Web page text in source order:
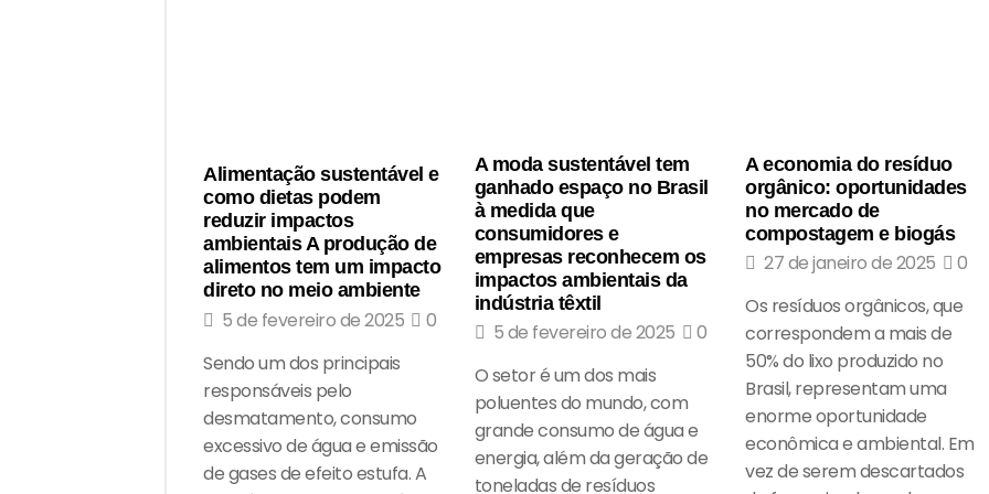
Alimentação sustentável e
como dietas podem
reduzir impactos
ambientais A produção de
alimentos tem um impacto
direto no meio ambiente
5 de fevereiro de 2025
0
Sendo um dos principais
responsáveis pelo
desmatamento, consumo
excessivo de água e emissão
de gases de efeito estufa. A
A moda sustentável tem
ganhado espaço no Brasil
à medida que
consumidores e
empresas reconhecem os
impactos ambientais da
indústria têxtil
5 de fevereiro de 2025
0
O setor é um dos mais
poluentes do mundo, com
grande consumo de água e
energia, além da geração de
toneladas de resíduos
A economia do resíduo
orgânico: oportunidades
no mercado de
compostagem e biogás
27 de janeiro de 2025
0
Os resíduos orgânicos, que
correspondem a mais de
50% do lixo produzido no
Brasil, representam uma
enorme oportunidade
econômica e ambiental. Em
vez de serem descartados